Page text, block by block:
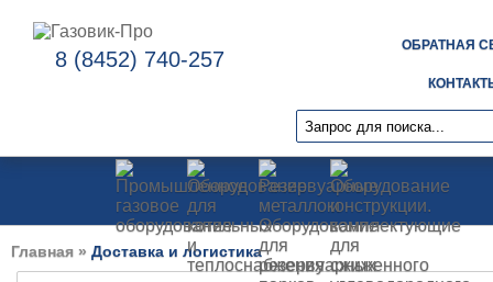
8 (8452) 740-257
ОБРАТНАЯ
Главная » Доставка и логистика